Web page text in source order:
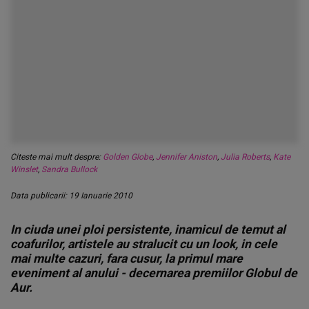
Citeste mai mult despre: Golden Globe, Jennifer Aniston, Julia Roberts, Kate
Winslet, Sandra Bullock
Data publicarii: 19 Ianuarie 2010
In ciuda unei ploi persistente, inamicul de temut al
coafurilor, artistele au stralucit cu un look, in cele
mai multe cazuri, fara cusur, la primul mare
eveniment al anului - decernarea premiilor Globul de
Aur.